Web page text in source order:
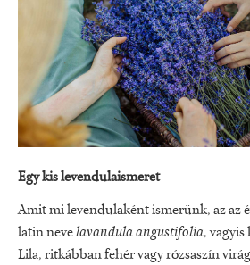
Egy kis levendulaismeret
Amit mi levendulaként ismerünk, az az
latin nevelavandula angustifolia, vagyis
Lila, ritkábban fehér vagy rózsaszín